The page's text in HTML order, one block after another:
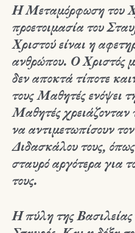
Η Μεταμόρφωση του
προετοιμασία του
Χριστού είναι η
ανθρώπου. Ο Χριστός
δεν αποκτά τίποτε
τους Μαθητές ενόψει
Μαθητές χρειάζονταν
να αντιμετωπίσουν
Διδασκάλου τους,
σταυρό αργότερα για
τους.
Η πύλη της Βασιλείας